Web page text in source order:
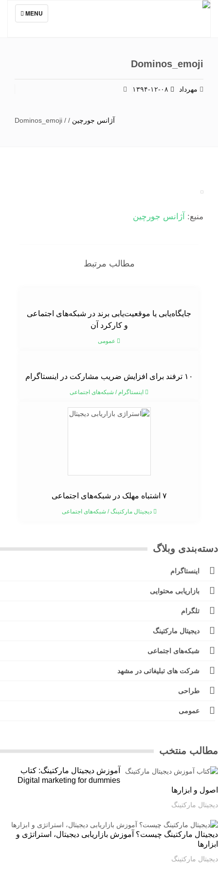
TOGGLE
NAVIGATION
MENU
Dominos_emoji
مهرداد
آژانس جورچین/
/
Dominos_emoji
منبع:آژانس جورچین
مطالب مرتبط
جایگاه‌یابی یا موقعیت‌یابی برند در شبکه‌های اجتماعی
و کارکرد آن
عمومی
۱۰ ترفند برای افزایش ضریب مشارکت در اینستاگرام
اینستاگرام/شبکه‌های اجتماعی
دیجیتال مارکتینگ/شبکه‌های اجتماعی
وبلاگ
اینستاگرام
بازاریابی محتوایی
تلگرام
دیجیتال مارکتینگ
شبکه‌های اجتماعی
شرکت های تبلیغاتی در مشهد
طراحی
عمومی
منتخب
آموزش دیجیتال مارکتینگ: کتاب
Digital marketing for dummies
و ابزارها
مارکتینگ
مارکتینگ چیست؟ آموزش بازاریابی دیجیتال، استراتژی و
مارکتینگ